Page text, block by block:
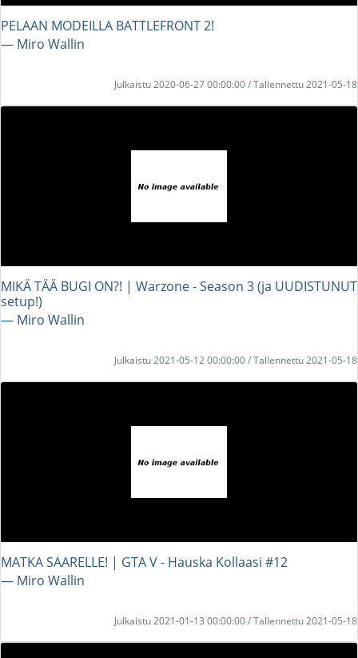
PELAAN MODEILLA BATTLEFRONT 2!
― Miro Wallin
Julkaistu 2020-06-27 00:00:00 / Tallennettu 2021-05-18
MIKÄ TÄÄ BUGI ON?! | Warzone - Season 3 (ja UUDISTUNUT
setup!)
― Miro Wallin
Julkaistu 2021-05-12 00:00:00 / Tallennettu 2021-05-18
MATKA SAARELLE! | GTA V - Hauska Kollaasi #12
― Miro Wallin
Julkaistu 2021-01-13 00:00:00 / Tallennettu 2021-05-18